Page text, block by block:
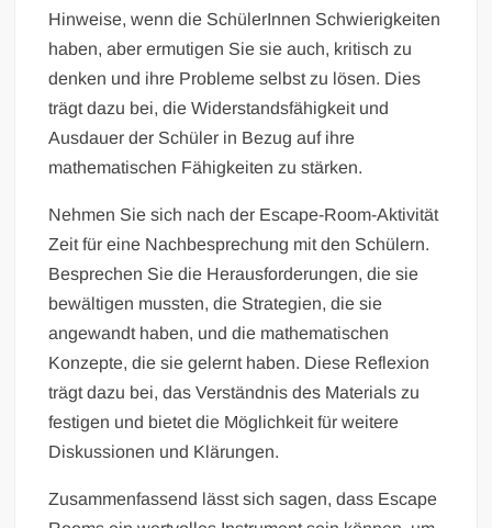
Hinweise, wenn die SchülerInnen Schwierigkeiten
haben, aber ermutigen Sie sie auch, kritisch zu
denken und ihre Probleme selbst zu lösen. Dies
trägt dazu bei, die Widerstandsfähigkeit und
Ausdauer der Schüler in Bezug auf ihre
mathematischen Fähigkeiten zu stärken.
Nehmen Sie sich nach der Escape-Room-Aktivität
Zeit für eine Nachbesprechung mit den Schülern.
Besprechen Sie die Herausforderungen, die sie
bewältigen mussten, die Strategien, die sie
angewandt haben, und die mathematischen
Konzepte, die sie gelernt haben. Diese Reflexion
trägt dazu bei, das Verständnis des Materials zu
festigen und bietet die Möglichkeit für weitere
Diskussionen und Klärungen.
Zusammenfassend lässt sich sagen, dass Escape